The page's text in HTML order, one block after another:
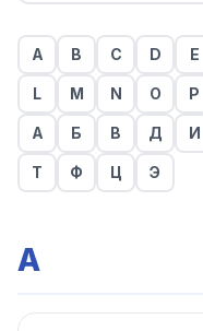
A B C D E
L M N O P
А Б В Д И
Т Ф Ц Э
A